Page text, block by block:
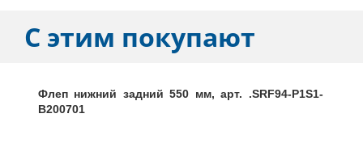
С этим покупают
Флеп нижний задний 550 мм, арт. .SRF94-P1S1-
B200701